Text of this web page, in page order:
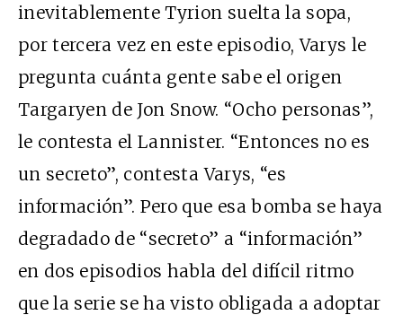
inevitablemente Tyrion suelta la sopa,
por tercera vez en este episodio, Varys le
pregunta cuánta gente sabe el origen
Targaryen de Jon Snow. “Ocho personas”,
le contesta el Lannister. “Entonces no es
un secreto”, contesta Varys, “es
información”. Pero que esa bomba se haya
degradado de “secreto” a “información”
en dos episodios habla del difícil ritmo
que la serie se ha visto obligada a adoptar